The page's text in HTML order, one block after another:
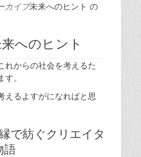
未来へのヒント の
カイブ
へのヒント
れからの社会を考えるた
。
えるよすがになればと思
で紡ぐクリエイタ
語